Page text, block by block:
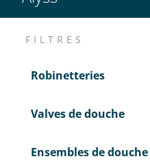
FILTRES
Robinetteries
Valves de douche
Ensembles de douche